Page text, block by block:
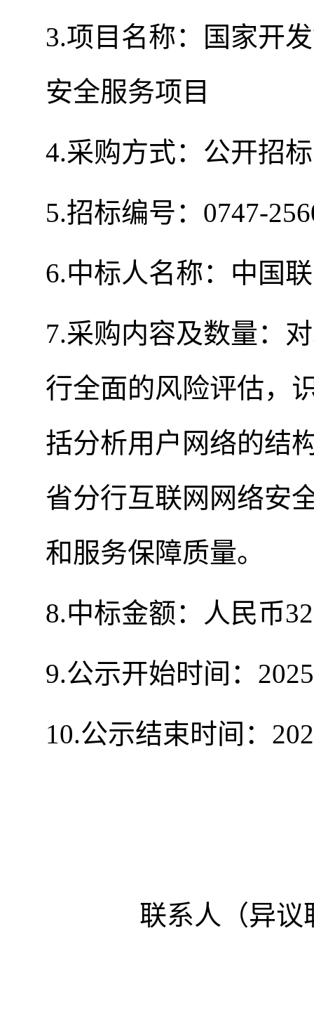
3.项目名称：国家开
安全服务项目
4.采购方式：公开招标
5.招标编号：0747-
6.中标人名称：中国
7.采购内容及数量：
行全面的风险评估，
括分析用户网络的结
省分行互联网网络安
和服务保障质量。
8.中标金额：人民币
9.公示开始时间：
10.公示结束时间：
联系人（异议